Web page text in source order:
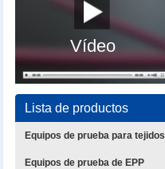
Vídeo
Lista de productos
Equipos de prueba para tejidos
Equipos de prueba de EPP